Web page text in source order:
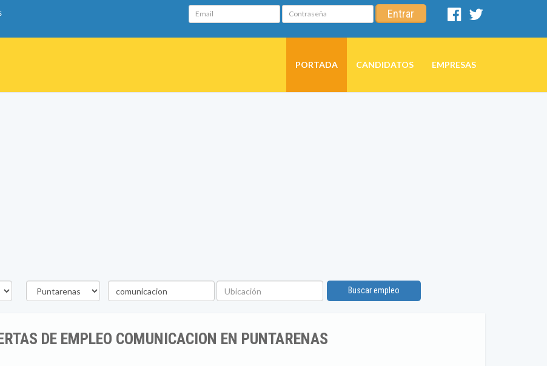
Email Contraseña Entrar
Facebook
PORTADA CANDIDATOS EMPRESAS
Provincia
Palabra
clave
Ubicación
Buscar empleo
DE EMPLEO COMUNICACION EN PUNTARENAS